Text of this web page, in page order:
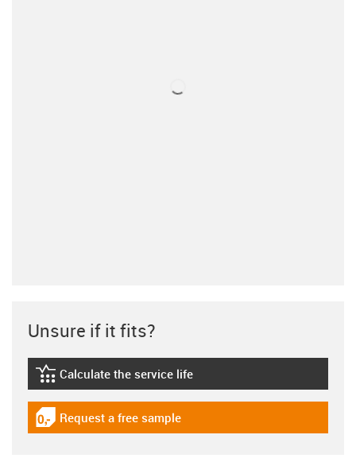
Unsure if it fits?
igus-icon-lebensdauerrechner
Calculate the service life
igus-icon-gratismuster
Request a free sample